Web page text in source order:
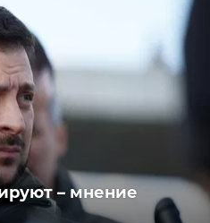
– мнение